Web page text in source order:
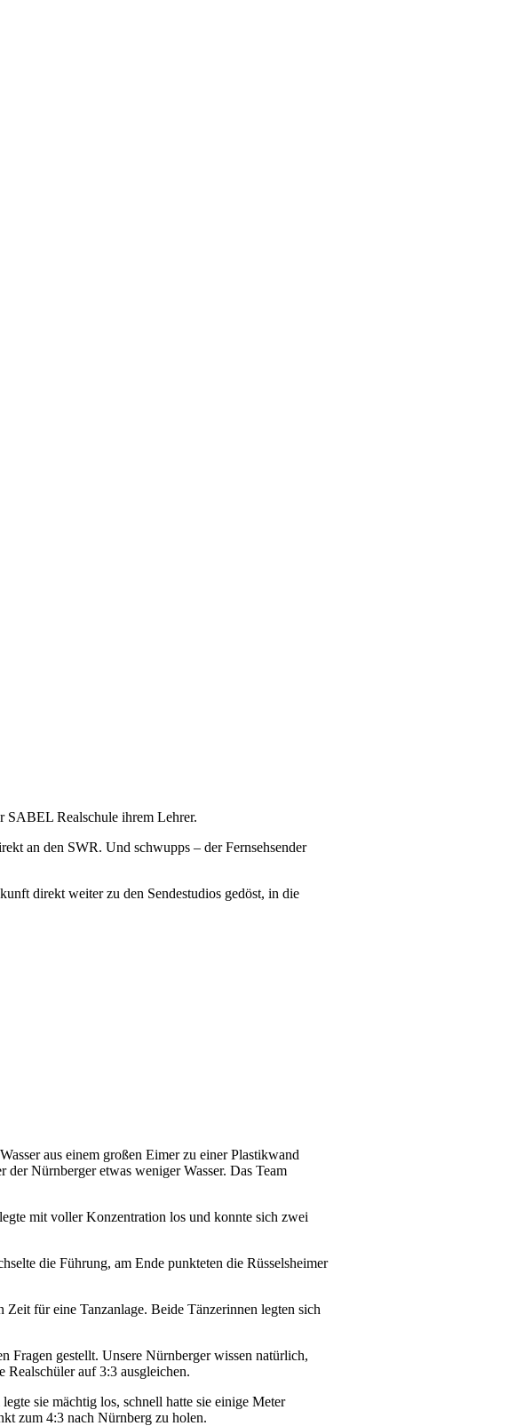
SABEL Realschule ihrem Lehrer.
an den SWR. Und schwupps – der Fernsehsender
direkt weiter zu den Sendestudios gedöst, in die
aus einem großen Eimer zu einer Plastikwand
Nürnberger etwas weniger Wasser. Das Team
mit voller Konzentration los und konnte sich zwei
die Führung, am Ende punkteten die Rüsselsheimer
für eine Tanzanlage. Beide Tänzerinnen legten sich
Fragen gestellt. Unsere Nürnberger wissen natürlich,
Realschüler auf 3:3 ausgleichen.
sie mächtig los, schnell hatte sie einige Meter
zum 4:3 nach Nürnberg zu holen.